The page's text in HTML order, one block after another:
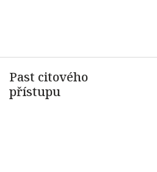
Past citového
přístupu